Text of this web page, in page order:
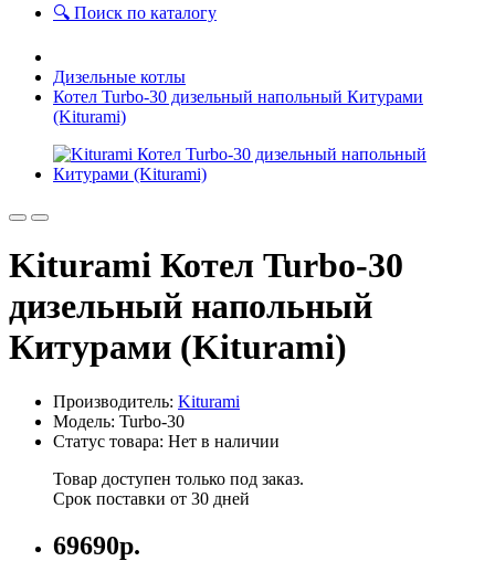
🔍 Поиск по каталогу
Дизельные котлы
Котел Turbo-30 дизельный напольный Китурами
(Kiturami)
Kiturami Котел Turbo-30
дизельный напольный
Китурами (Kiturami)
Производитель: Kiturami
Модель: Turbo-30
Статус товара: Нет в наличии
Товар доступен только под заказ.
Срок поставки от 30 дней
69690р.